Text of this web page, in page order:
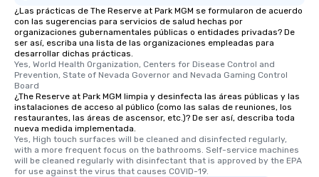
¿Las prácticas de The Reserve at Park MGM se formularon de acuerdo
con las sugerencias para servicios de salud hechas por
organizaciones gubernamentales públicas o entidades privadas? De
ser así, escriba una lista de las organizaciones empleadas para
desarrollar dichas prácticas.
Yes, World Health Organization, Centers for Disease Control and
Prevention, State of Nevada Governor and Nevada Gaming Control
Board
¿The Reserve at Park MGM limpia y desinfecta las áreas públicas y las
instalaciones de acceso al público (como las salas de reuniones, los
restaurantes, las áreas de ascensor, etc.)? De ser así, describa toda
nueva medida implementada.
Yes, High touch surfaces will be cleaned and disinfected regularly,
with a more frequent focus on the bathrooms. Self-service machines
will be cleaned regularly with disinfectant that is approved by the EPA
for use against the virus that causes COVID-19.